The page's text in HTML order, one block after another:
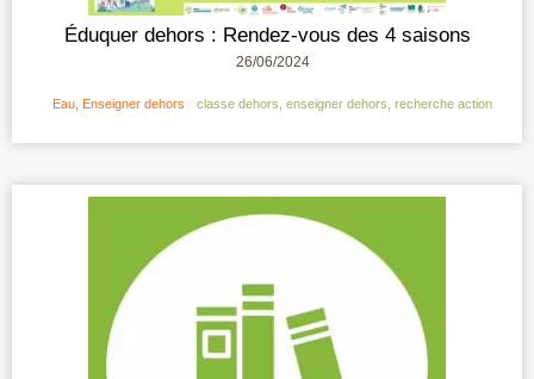
Éduquer dehors : Rendez-vous des 4 saisons
26/06/2024
Eau Enseigner dehors classe dehors enseigner dehors recherche action